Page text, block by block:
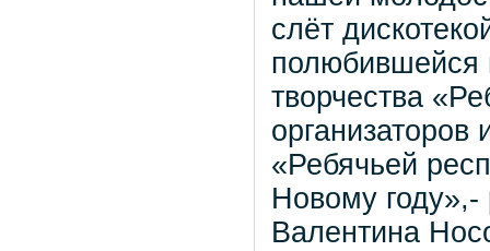
слёт
полюбившейся
творчества
организаторов
«Ребячьей
Новому году»,-
Валентина